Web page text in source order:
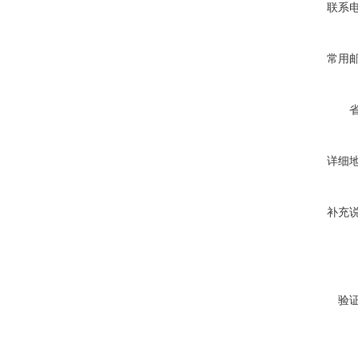
联系
常用
详细
补充
验